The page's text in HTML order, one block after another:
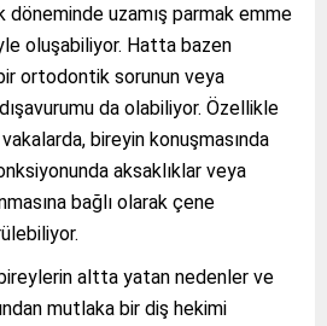
uzamış parmak emme
oluşabiliyor. Hatta bazen
ortodontik sorunun veya
da olabiliyor. Özellikle
bireyin konuşmasında
aksaklıklar veya
bağlı olarak çene
altta yatan nedenler ve
mutlaka bir diş hekimi